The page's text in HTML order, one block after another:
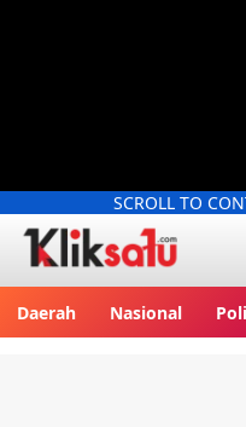
SCROLL TO
Daerah Nasional